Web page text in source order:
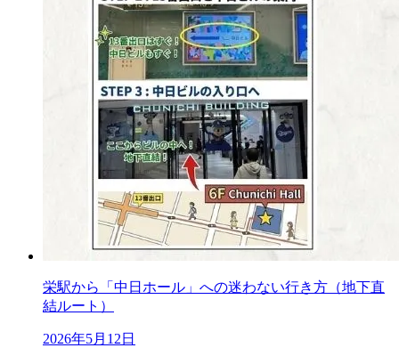
栄駅から「中日ホール」への迷わない行き方（地下直
結ルート）
2026年5月12日